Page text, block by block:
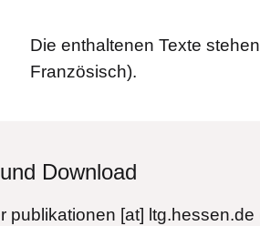
Die enthaltenen Texte
Französisch).
Download
publikationen [at] ltg.hessen.de